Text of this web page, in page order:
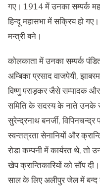
गए। 1914में उनका सम्पर्क
हिन्दू महासभा में सक्रिय हो गए।
मन्त्री बने।
कोलकाता में उनका सम्पर्क
अम्बिका प्रसाद वाजपेयी,
विष्णु पराड़कर जैसे सम्पादक
समिति के सदस्य के नाते उनके
सुरेन्द्रनाथ बनर्जी,विपिनचन्द्र
स्वन्तत्रता सेनानियों और
रोडा कम्पनी में कार्यरत थे,तो
खेप क्रान्तिकारियों को सौंप
साल के लिए अलीपुर जेल में बन्द